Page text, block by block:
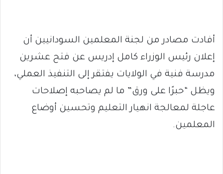
أفادت مصادر من لجنة المعلمين السودانيين أن
إعلان رئيس الوزراء كامل إدريس عن فتح عشرين
مدرسة فنية في الولايات يفتقر إلى التنفيذ العملي،
ويظل “حبرًا على ورق” ما لم يصاحبه إصلاحات
عاجلة لمعالجة انهيار التعليم وتحسين أوضاع
المعلمين.